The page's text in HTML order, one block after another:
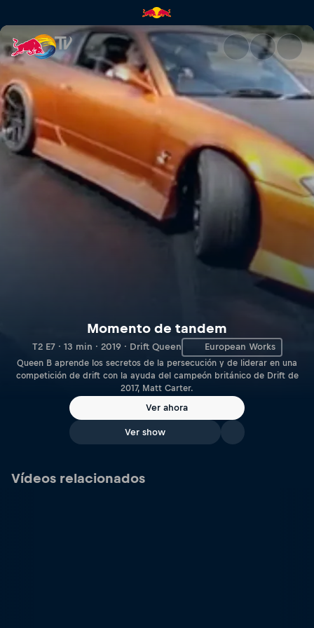
Momento de tandem | Red
Momento de tandem
T2 E7 · 13 min · 2019 · Drift Queen European Works
Queen B aprende los secretos de la persecución y de liderar en una
competición de drift con la ayuda del campeón británico de Drift de
2017, Matt Carter.
Ver ahora
Ver show
Vídeos relacionados